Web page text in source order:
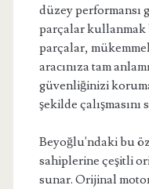
düzey performansı
parçalar kullanmak
parçalar,
aracınıza tam
güvenliğinizi
şekilde çalışmasını
Beyoğlu'ndaki bu
sahiplerine çeşitli
sunar. Orijinal